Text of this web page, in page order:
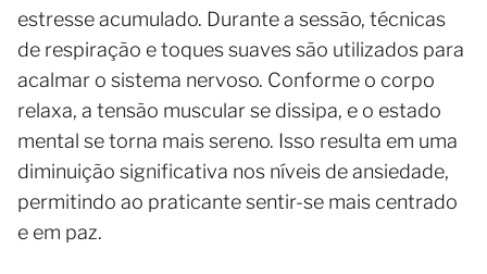
estresse acumulado. Durante a sessão, técnicas
de respiração e toques suaves são utilizados para
acalmar o sistema nervoso. Conforme o corpo
relaxa, a tensão muscular se dissipa, e o estado
mental se torna mais sereno. Isso resulta em uma
diminuição significativa nos níveis de ansiedade,
permitindo ao praticante sentir-se mais centrado
e em paz.